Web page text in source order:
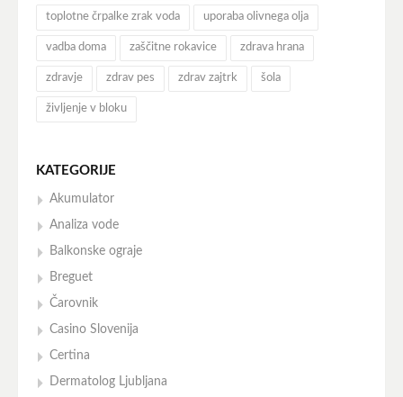
toplotne črpalke zrak voda uporaba olivnega olja
vadba doma zaščitne rokavice zdrava hrana
zdravje zdrav pes zdrav zajtrk šola
življenje v bloku
KATEGORIJE
Akumulator
Analiza vode
Balkonske ograje
Breguet
Čarovnik
Casino Slovenija
Certina
Dermatolog Ljubljana